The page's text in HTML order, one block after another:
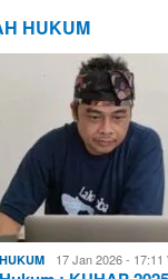
HUKUM
17 Jan 2026 - 17:11